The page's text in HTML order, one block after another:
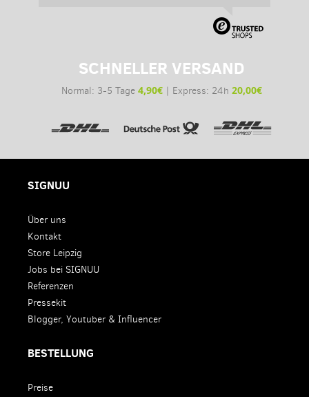
SCHNELLER VERSAND
Normal: 3-5 Tage 4,90€| Express: 24h 20,00€
SIGNUU
Über uns
Kontakt
Store Leipzig
Jobs bei SIGNUU
Referenzen
Pressekit
Blogger, Youtuber & Influencer
BESTELLUNG
Preise